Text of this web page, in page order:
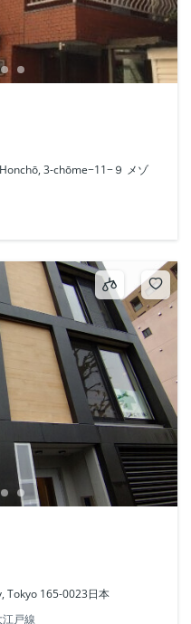
3-chōme−11−９ メゾ
Tokyo 165-0023日本
戸線